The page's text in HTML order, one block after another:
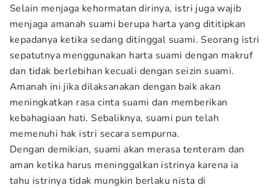
Selain menjaga kehormatan dirinya, istri juga wajib
menjaga amanah suami berupa harta yang dititipkan
kepadanya ketika sedang ditinggal suami. Seorang istri
sepatutnya menggunakan harta suami dengan makruf
dan tidak berlebihan kecuali dengan seizin suami.
Amanah ini jika dilaksanakan dengan baik akan
meningkatkan rasa cinta suami dan memberikan
kebahagiaan hati. Sebaliknya, suami pun telah
memenuhi hak istri secara sempurna.
Dengan demikian, suami akan merasa tenteram dan
aman ketika harus meninggalkan istrinya karena ia
tahu istrinya tidak mungkin berlaku nista di